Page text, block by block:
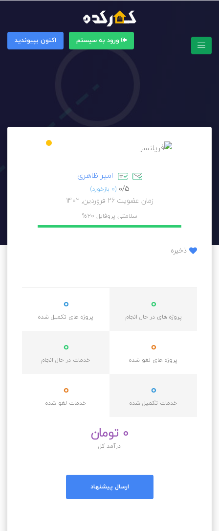
ورود به سیستم اکنون بپیوندید
امیر ظاهری
0/5 (0 بازخورد)
زمان عضویت 26 فروردین, 1402
سلامتی پروفایل
ذخیره
0
پروژه های در حال انجام
0
پروژه های تکمیل شده
0
پروژه های لغو شده
0
خدمات در حال انجام
0
خدمات تکمیل شده
0
خدمات لغو شده
0 تومان
درآمد کل
ارسال پیشنهاد